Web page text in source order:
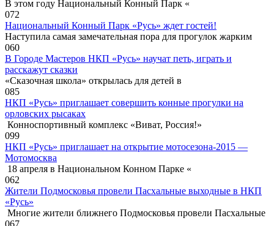
В этом году Национальный Конный Парк «
072
Национальный Конный Парк «Русь» ждет гостей!
Наступила самая замечательная пора для прогулок жарким
060
В Городе Мастеров НКП «Русь» научат петь, играть и
расскажут сказки
«Сказочная школа» открылась для детей в
085
НКП «Русь» приглашает совершить конные прогулки на
орловских рысаках
Конноспортивный комплекс «Виват, Россия!»
099
НКП «Русь» приглашает на открытие мотосезона-2015 —
Мотомосква
18 апреля в Национальном Конном Парке «
062
Жители Подмосковья провели Пасхальные выходные в НКП
«Русь»
Многие жители ближнего Подмосковья провели Пасхальные
067